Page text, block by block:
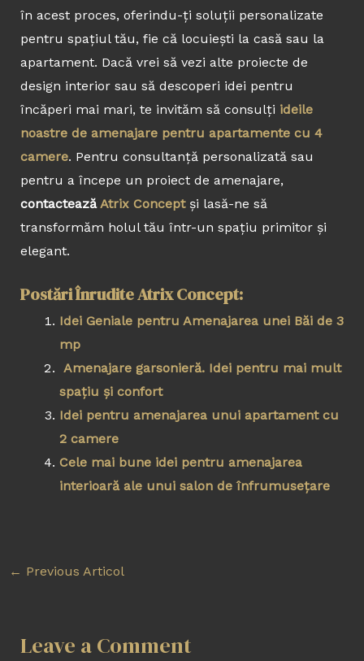
în acest proces, oferindu-ți soluții personalizate
pentru spațiul tău, fie că locuiești la casă sau la
apartament. Dacă vrei să vezi alte proiecte de
design interior sau să descoperi idei pentru
încăperi mai mari, te invităm să consulți ideile
noastre de amenajare pentru apartamente cu 4
camere. Pentru consultanță personalizată sau
pentru a începe un proiect de amenajare,
contacteazăAtrix Conceptși lasă-ne să
transformăm holul tău într-un spațiu primitor și
elegant.
Postări Înrudite Atrix Concept:
Idei Geniale pentru Amenajarea unei Băi de 3
mp
Amenajare garsonieră. Idei pentru mai mult
spațiu și confort
Idei pentru amenajarea unui apartament cu
2 camere
Cele mai bune idei pentru amenajarea
interioară ale unui salon de înfrumusețare
← Previous Articol
Leave a Comment